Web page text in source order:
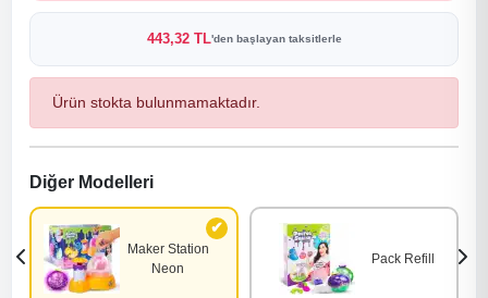
443,32 TL'den başlayan taksitlerle
Ürün stokta bulunmamaktadır.
Diğer Modelleri
Maker Station
Neon
Pack Refill